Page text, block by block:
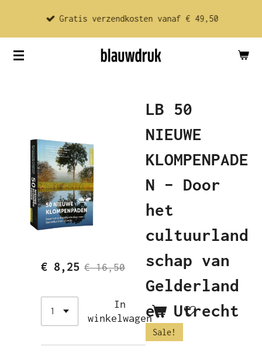
de
Gratis verzendkosten vanaf € 49,50
LB 50
NIEUWE
KLOMPENPADE
N – Door
het
cultuurland
schap van
Gelderland
en Utrecht
Sale!
€ 8,25 € 16,50
In
winkelwagen